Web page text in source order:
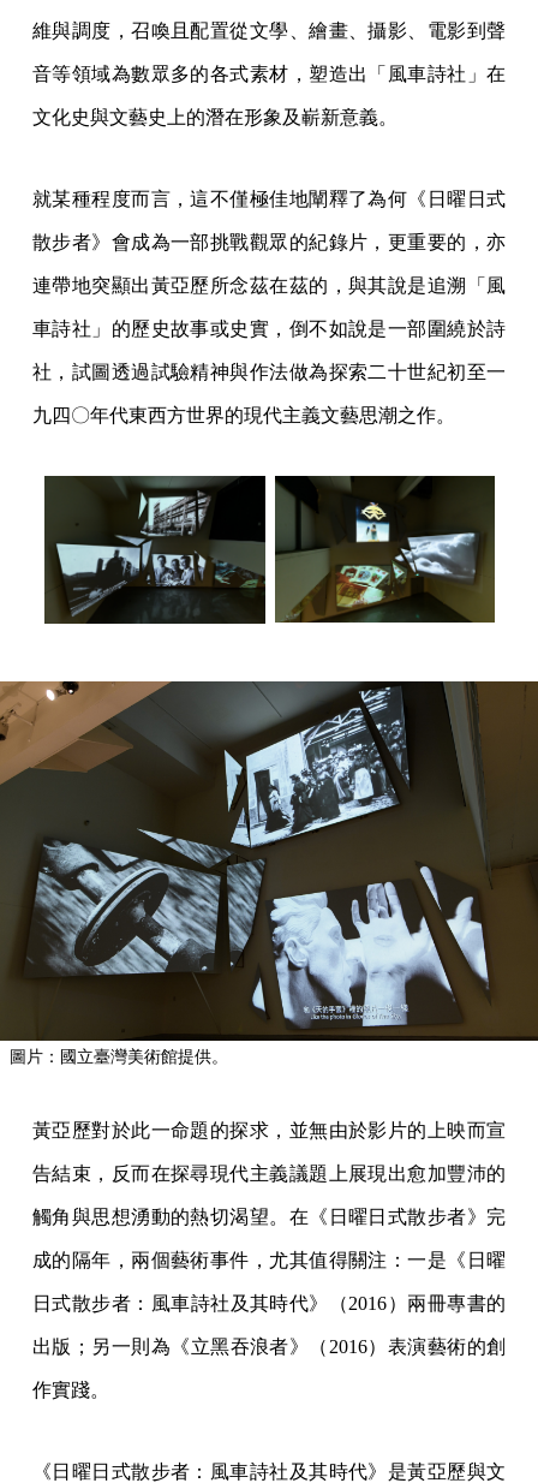
維與調度，召喚且配置從文學、繪畫、攝影、電影到聲
音等領域為數眾多的各式素材，塑造出「風車詩社」在
文化史與文藝史上的潛在形象及嶄新意義。
就某種程度而言，這不僅極佳地闡釋了為何《日曜日式
散步者》會成為一部挑戰觀眾的紀錄片，更重要的，亦
連帶地突顯出黃亞歷所念茲在茲的，與其說是追溯「風
車詩社」的歷史故事或史實，倒不如說是一部圍繞於詩
社，試圖透過試驗精神與作法做為探索二十世紀初至一
九四〇年代東西方世界的現代主義文藝思潮之作。
圖片：國立臺灣美術館提供。
黃亞歷對於此一命題的探求，並無由於影片的上映而宣
告結束，反而在探尋現代主義議題上展現出愈加豐沛的
觸角與思想湧動的熱切渴望。在《日曜日式散步者》完
成的隔年，兩個藝術事件，尤其值得關注：一是《日曜
日式散步者：風車詩社及其時代》（2016）兩冊專書的
出版；另一則為《立黑吞浪者》（2016）表演藝術的創
作實踐。
《日曜日式散步者：風車詩社及其時代》是黃亞歷與文